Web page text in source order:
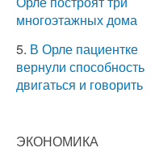
многоэтажных дома
5. В Орле пациентке
вернули способность
двигаться и говорить
ЭКОНОМИКА